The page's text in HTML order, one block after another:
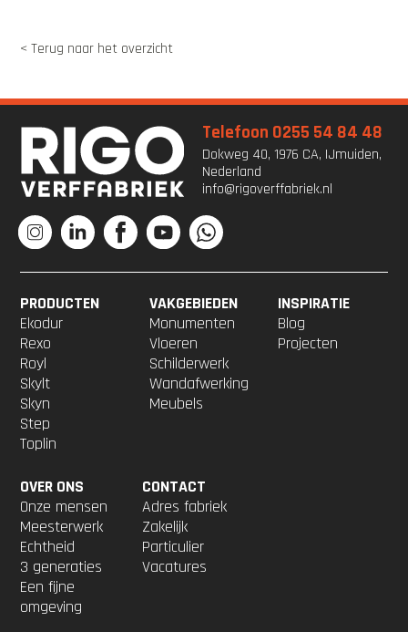
< Terug naar het overzicht
PRODUCTEN
Ekodur
Rexo
Royl
Skylt
Skyn
Step
Toplin
VAKGEBIEDEN
Monumenten
Vloeren
Schilderwerk
Wandafwerking
Meubels
INSPIRATIE
Blog
Projecten
OVER ONS
Onze mensen
Meesterwerk
Echtheid
3 generaties
Een fijne
omgeving
CONTACT
Adres fabriek
Zakelijk
Particulier
Vacatures
Telefoon 0255 54 84 48
Dokweg 40, 1976 CA, IJmuiden,
Nederland
info@rigoverffabriek.nl